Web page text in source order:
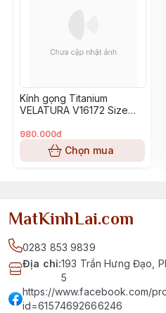
Kính gọng Titanium
VELATURA V16172 Size
980.000đ
Chọn mua
MatKinhLai.com
0283 853 9839
Địa chỉ:193 Trần Hưng Đạo,
5
https://www.facebook.com/
id=61574692666246